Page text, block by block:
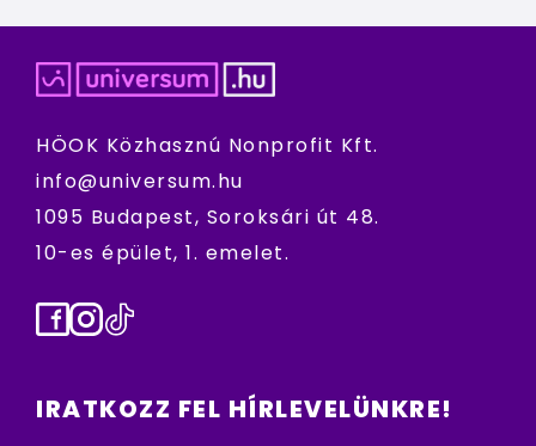
HÖOK Közhasznú Nonprofit Kft.
info@universum.hu
1095 Budapest, Soroksári út 48.
10-es épület, 1. emelet.
Facebook
Instagram
TikTok
IRATKOZZ FEL HÍRLEVELÜNKRE!